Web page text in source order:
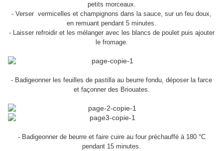
petits morceaux.
- Verser vermicelles et champignons dans la sauce, sur un feu doux,
en remuant pendant 5 minutes.
- Laisser refroidir et les mélanger avec les blancs de poulet puis ajouter
le fromage.
- Badigeonner les feuilles de pastilla au beurre fondu, déposer la farce
et façonner des Briouates.
- Badigeonner de beurre et faire cuire au four préchauffé à 180 °C
pendant 15 minutes.